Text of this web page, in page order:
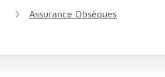
Assurance Obsèques